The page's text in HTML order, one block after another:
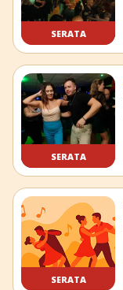
SERATA
SERATA
SERATA